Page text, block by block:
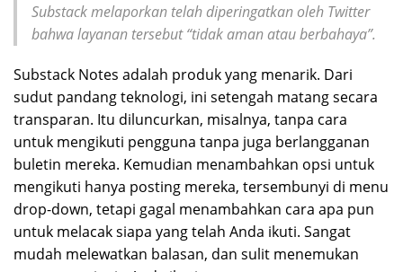
Substack melaporkan telah diperingatkan oleh Twitter
bahwa layanan tersebut “tidak aman atau berbahaya”.
Substack Notes adalah produk yang menarik. Dari
sudut pandang teknologi, ini setengah matang secara
transparan. Itu diluncurkan, misalnya, tanpa cara
untuk mengikuti pengguna tanpa juga berlangganan
buletin mereka. Kemudian menambahkan opsi untuk
mengikuti hanya posting mereka, tersembunyi di menu
drop-down, tetapi gagal menambahkan cara apa pun
untuk melacak siapa yang telah Anda ikuti. Sangat
mudah melewatkan balasan, dan sulit menemukan